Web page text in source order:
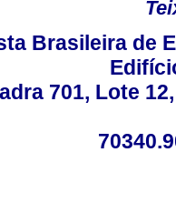
Brasileira de
701, Lote